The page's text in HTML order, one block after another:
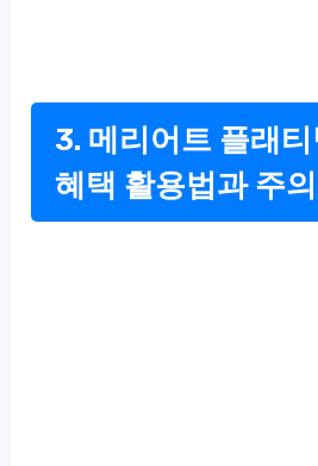
3. 메리어트 플래
혜택 활용법과 주